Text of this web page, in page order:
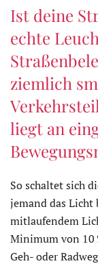
Ist deine
echte
ziemlich
liegt an
So schaltet sich
jemand das
mitlaufendem
Minimum von 10
Geh- oder